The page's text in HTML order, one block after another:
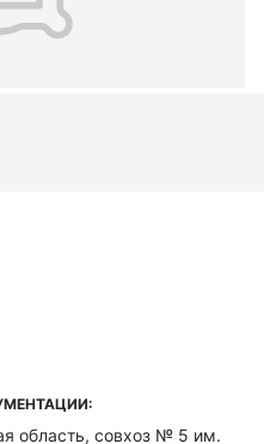
область, совхоз № 5 им.